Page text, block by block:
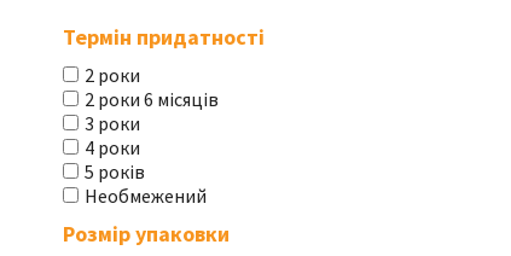
Термін придатності
2 роки
2 роки 6 місяців
3 роки
4 роки
5 років
Необмежений
Розмір упаковки